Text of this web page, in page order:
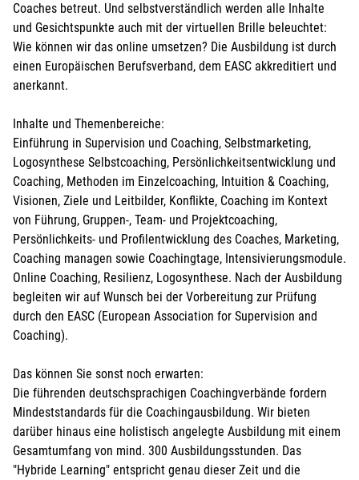
Coaches betreut. Und selbstverständlich werden alle Inhalte
und Gesichtspunkte auch mit der virtuellen Brille beleuchtet:
Wie können wir das online umsetzen? Die Ausbildung ist durch
einen Europäischen Berufsverband, dem EASC akkreditiert und
anerkannt.
Inhalte und Themenbereiche:
Einführung in Supervision und Coaching, Selbstmarketing,
Logosynthese Selbstcoaching, Persönlichkeitsentwicklung und
Coaching, Methoden im Einzelcoaching, Intuition & Coaching,
Visionen, Ziele und Leitbilder, Konflikte, Coaching im Kontext
von Führung, Gruppen-, Team- und Projektcoaching,
Persönlichkeits- und Profilentwicklung des Coaches, Marketing,
Coaching managen sowie Coachingtage, Intensivierungsmodule.
Online Coaching, Resilienz, Logosynthese. Nach der Ausbildung
begleiten wir auf Wunsch bei der Vorbereitung zur Prüfung
durch den EASC (European Association for Supervision and
Coaching).
Das können Sie sonst noch erwarten:
Die führenden deutschsprachigen Coachingverbände fordern
Mindeststandards für die Coachingausbildung. Wir bieten
darüber hinaus eine holistisch angelegte Ausbildung mit einem
Gesamtumfang von mind. 300 Ausbildungsstunden. Das
"Hybride Learning" entspricht genau dieser Zeit und die